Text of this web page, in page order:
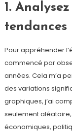
1.
tendances
Pour appréhender
commencé par
années. Cela m’a
des variations
graphiques, j’ai
seulement
économiques,